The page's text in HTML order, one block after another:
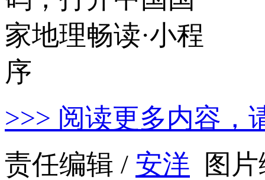
>>> 阅读更多内容，
责任编辑 / 安洋 图